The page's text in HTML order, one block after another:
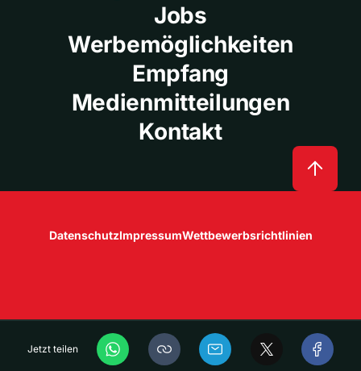
Jetzt teilen
Jobs
Werbemöglichkeiten
Empfang
Medienmitteilungen
Kontakt
DatenschutzImpressumWettbewerbsrichtlinien